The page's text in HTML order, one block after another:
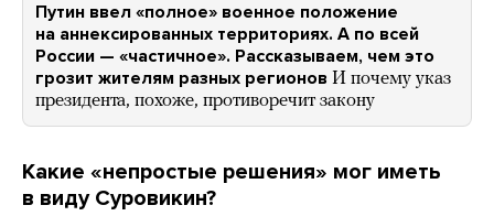
Путин ввел «полное» военное положение
на аннексированных территориях. А по всей
России — «частичное». Рассказываем, чем это
грозит жителям разных регионов И почему указ
президента, похоже, противоречит закону
Какие «непростые решения» мог иметь
в виду Суровикин?